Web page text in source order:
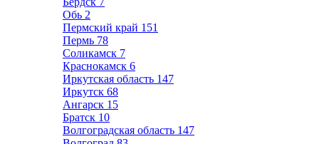
Обь 2
Пермский край 151
Пермь 78
Соликамск 7
Краснокамск 6
Иркутская область 147
Иркутск 68
Ангарск 15
Братск 10
Волгоградская область 147